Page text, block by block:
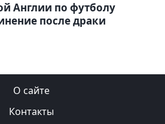
Англии по футболу
после драки
О сайте
Контакты